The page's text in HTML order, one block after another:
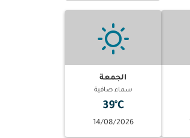
الجمعة
سماء صافية
39°C
14/08/2026